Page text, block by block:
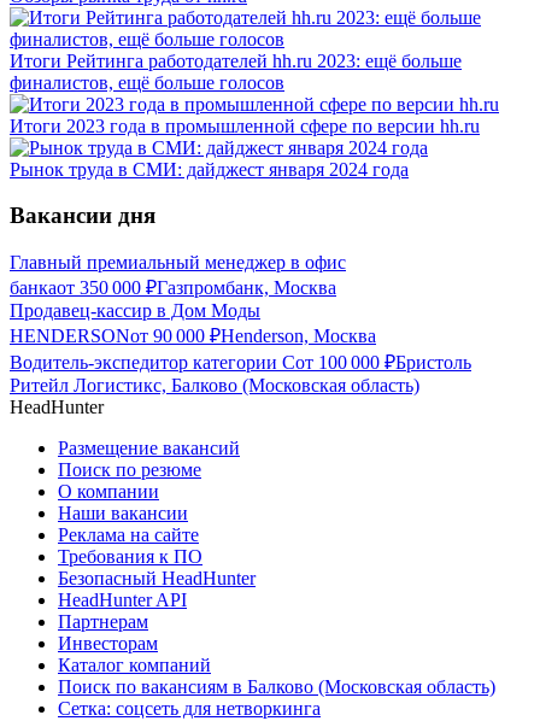
Итоги Рейтинга работодателей hh.ru 2023: ещё больше
финалистов, ещё больше голосов
Итоги 2023 года в промышленной сфере по версии hh.ru
Рынок труда в СМИ: дайджест января 2024 года
Вакансии дня
Главный премиальный менеджер в офис
банкаот 350 000 ₽Газпромбанк, Москва
Продавец-кассир в Дом Моды
HENDERSONот 90 000 ₽Henderson, Москва
Водитель-экспедитор категории Сот 100 000 ₽Бристоль
Ритейл Логистикс, Балково (Московская область)
HeadHunter
Размещение вакансий
Поиск по резюме
О компании
Наши вакансии
Реклама на сайте
Требования к ПО
Безопасный HeadHunter
HeadHunter API
Партнерам
Инвесторам
Каталог компаний
Поиск по вакансиям в Балково (Московская область)
Сетка: соцсеть для нетворкинга